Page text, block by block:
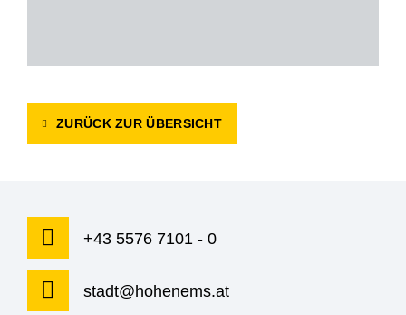
ZURÜCK ZUR ÜBERSICHT
+43 5576 7101 - 0
stadt@hohenems.at